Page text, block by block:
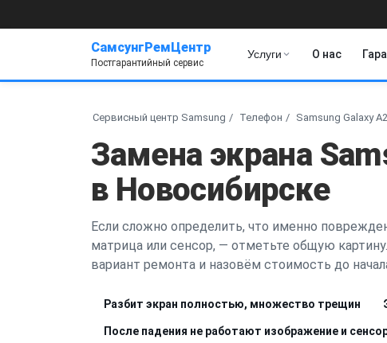
СамсунгРемЦентр
Постгарантийный сервис
Услуги О нас
Сервисный центр Samsung Телефон Samsung Galaxy
Замена экрана
в Новосибирске
Если сложно определить, что именно
матрица или сенсор, — отметьте общую
вариант ремонта и назовём стоимость до
Разбит экран полностью, множество трещин
После падения не работают изображение и